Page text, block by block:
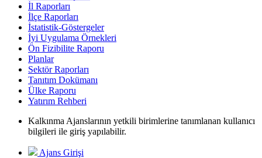
İl Raporları
İlçe Raporları
İstatistik-Göstergeler
İyi Uygulama Örnekleri
Ön Fizibilite Raporu
Planlar
Sektör Raporları
Tanıtım Dokümanı
Ülke Raporu
Yatırım Rehberi
Kalkınma Ajanslarının yetkili birimlerine tanımlanan kullanıcı
bilgileri ile giriş yapılabilir.
Ajans Girişi